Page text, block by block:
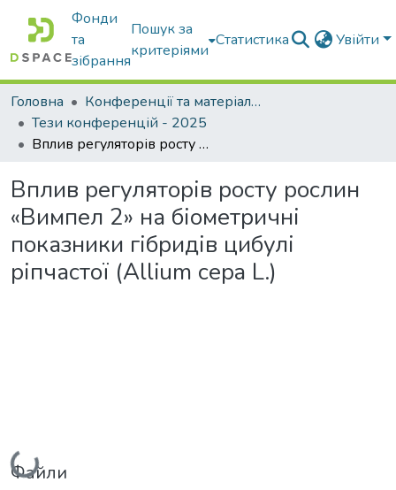
Фонди
та
зібрання
Пошук за
критеріями
Статистика Увійти
Головна
Конференції та матеріали конференцій
Тези конференцій - 2025
Вплив регуляторів росту рослин «Вимпел 2» на біометричні показники гібридів цибулі ріпчастої (Allium cepa L.)
Вплив регуляторів росту рослин
«Вимпел 2» на біометричні
показники гібридів цибулі
ріпчастої (Allium cepa L.)
Вантажиться...
Файли